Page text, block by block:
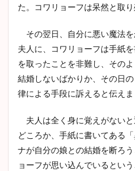
た。コワリョーフは呆然と取り
その翌日、自分に悪い魔法
夫人に、コワリョーフは手紙
を取ったことを非難し、その
結婚しないばかりか、その日
律による手段に訴えると伝えま
夫人は全く身に覚えがない
どころか、手紙に書いてある
ナが自分の娘との結婚を断ろ
ョーフが思い込んでいるとい